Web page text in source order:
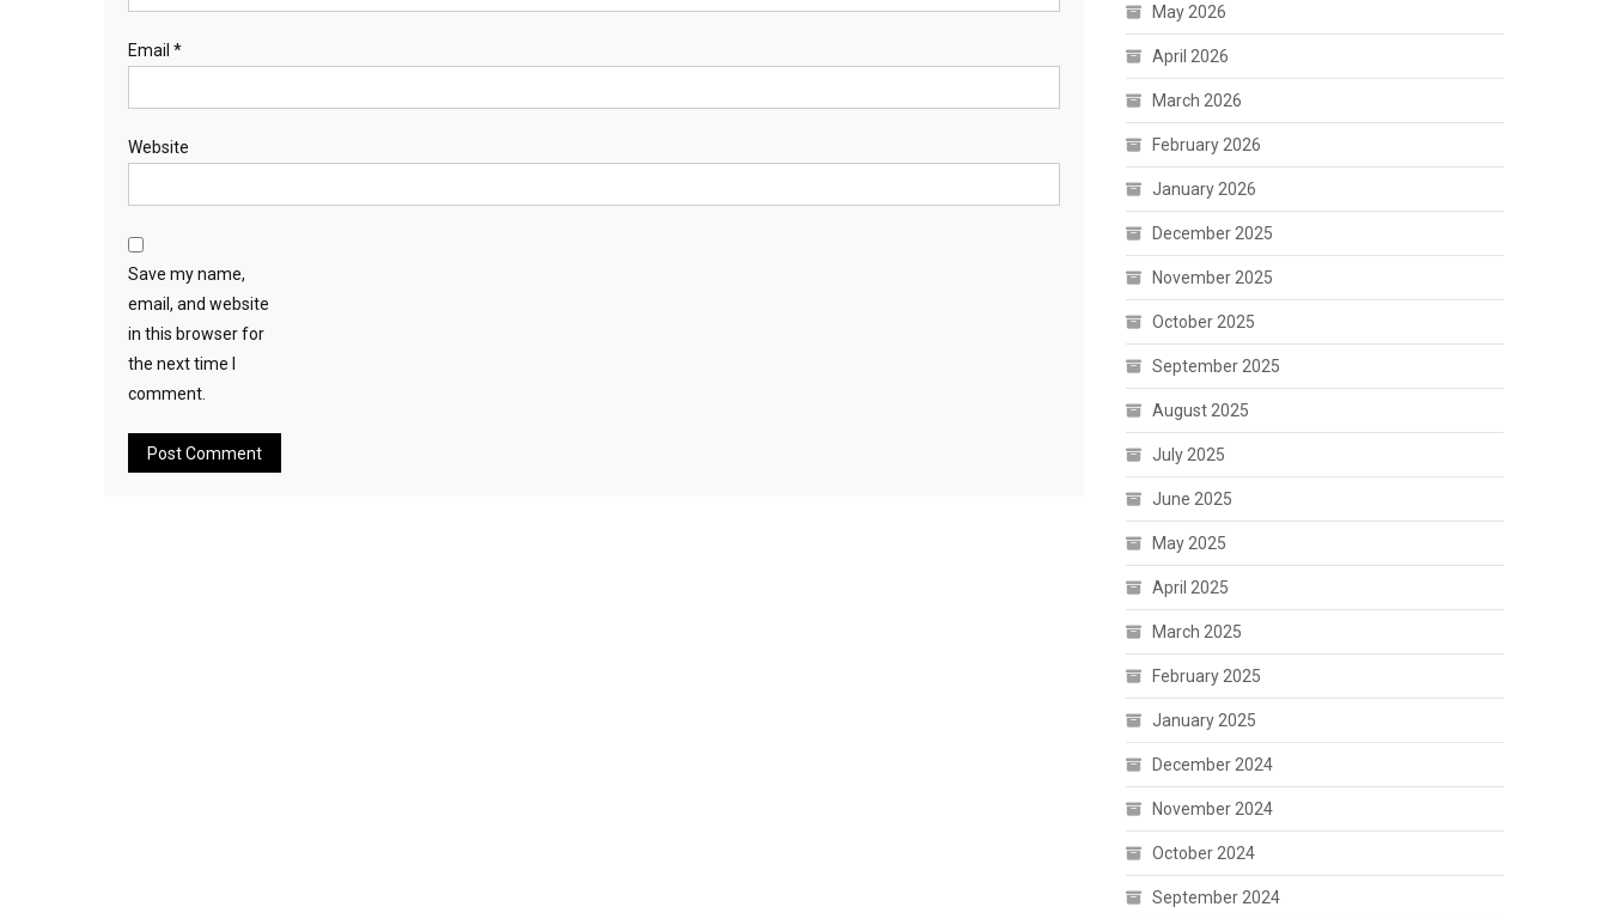
Email *
Website
Save my name,
email, and website
in this browser for
the next time I
comment.
May 2026
April 2026
March 2026
February 2026
January 2026
December 2025
November 2025
October 2025
September 2025
August 2025
July 2025
June 2025
May 2025
April 2025
March 2025
February 2025
January 2025
December 2024
November 2024
October 2024
September 2024